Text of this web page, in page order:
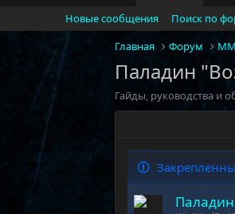
Новые сообщения
Поиск по
Главная
Форум
Паладин
Гайды, руководства и
Паладин